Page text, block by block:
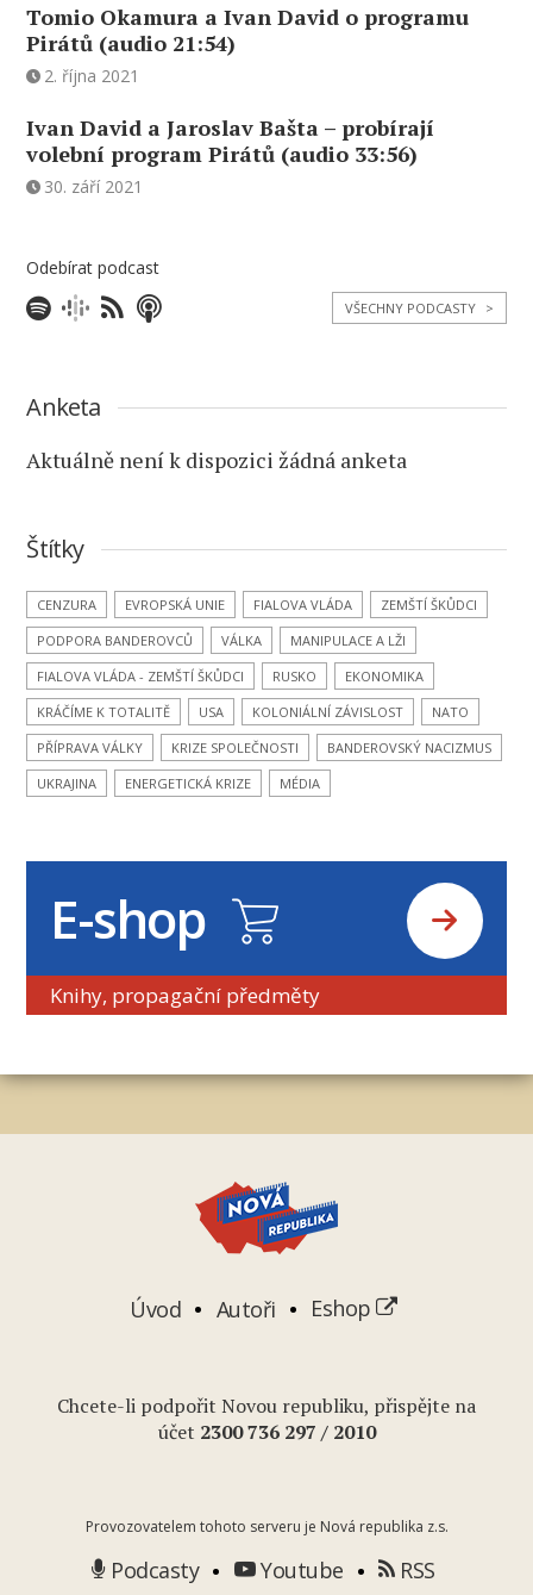
Tomio Okamura a Ivan David o programu
Pirátů (audio 21:54)
2. října 2021
Ivan David a Jaroslav Bašta – probírají
volební program Pirátů (audio 33:56)
30. září 2021
Odebírat podcast
VŠECHNY PODCASTY >
Anketa
Aktuálně není k dispozici žádná anketa
Štítky
CENZURA EVROPSKÁ UNIE FIALOVA VLÁDA
ZEMŠTÍ ŠKŮDCI
PODPORA BANDEROVCŮ
VÁLKA
MANIPULACE A LŽI
FIALOVA VLÁDA - ZEMŠTÍ ŠKŮDCI
RUSKO
EKONOMIKA
KRÁČÍME K TOTALITĚ
USA KOLONIÁLNÍ ZÁVISLOST
NATO
PŘÍPRAVA VÁLKY
KRIZE SPOLEČNOSTI
BANDEROVSKÝ NACIZMUS
UKRAJINA
ENERGETICKÁ KRIZE MÉDIA
E-shop
Knihy, propagační předměty
Úvod Autoři Eshop
Chcete-li podpořit Novou republiku, přispějte na
účet 2300 736 297 / 2010
Provozovatelem tohoto serveru je Nová republika z.s.
Podcasty Youtube RSS